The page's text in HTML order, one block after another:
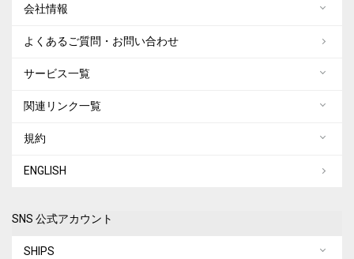
会社情報
よくあるご質問・お問い合わせ
サービス一覧
関連リンク一覧
規約
ENGLISH
SNS 公式アカウント
SHIPS